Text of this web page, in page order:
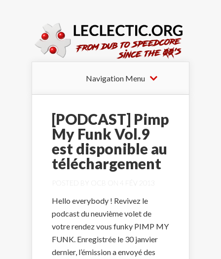
Navigation Menu
[PODCAST] Pimp
My Funk Vol.9
est disponible au
téléchargement
POSTED BY OCB ON 4 FÉV 2013
Hello everybody ! Revivez le
podcast du neuvième volet de
votre rendez vous funky PIMP MY
FUNK. Enregistrée le 30 janvier
dernier, l’émission a envoyé des